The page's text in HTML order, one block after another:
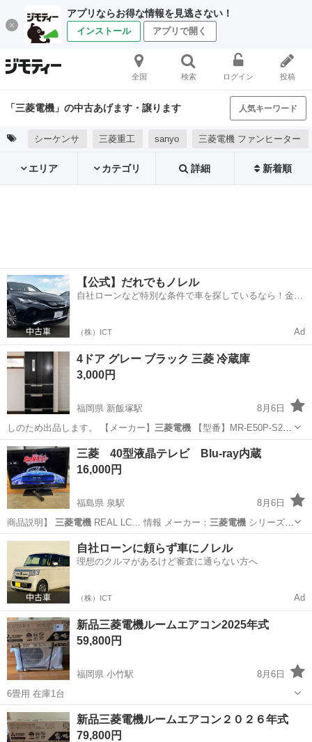
アプリならお得な情報を見逃さない！
インストール アプリで開く
全国 検索 ログイン 投稿
「三菱電機」の中古あげます・譲ります 人気キーワード
シーケンサ 三菱重工 sanyo 三菱電機 ファンヒーター
エリア カテゴリ 詳細 新着順
【公式】だれでもノレル
自社ローンなど特別な条件で車を探しているなら！金利
（株）ICT Ad
4ドア グレー ブラック 三菱 冷蔵庫
3,000円
福岡県 新飯塚駅
8月6日
しのため出品します。 【メーカー】 三菱電機【型番】MR-E50P-S2
【容…
福岡 飯塚市 新飯塚駅 キッチン家電
三菱 40型液晶テレビ Blu-ray内蔵
16,000円
福島県 泉駅
8月6日
商品説明】 三菱電機REAL LC… 情報 メーカー： 三菱電機シリーズ：
RE…
福島 いわき市 テレビ
自社ローンに頼らず車にノレル
理想のクルマがあるけど審査に通らない方へ
（株）ICT Ad
新品三菱電機ルームエアコン2025年式
59,800円
福岡県 小竹駅
8月6日
6畳用 在庫1台
福岡 飯塚市 小竹駅 季節、空調家電
新品三菱電機ルームエアコン２０２６年式
79,800円